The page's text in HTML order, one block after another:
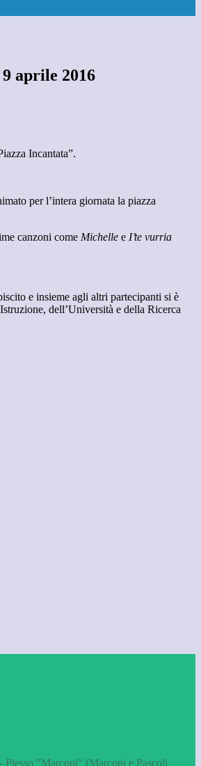
aprile 2016
Incantata”.
per l’intera giornata la piazza
canzoni come Michelle e I’te vurria
e insieme agli altri partecipanti si è
dell’Università e della Ricerca
"Marconi" (Marconi e Pascoli